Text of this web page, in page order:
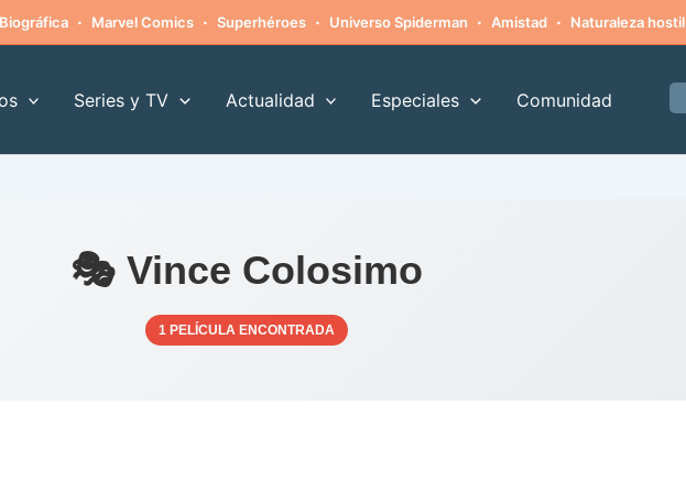
Biográfica · Marvel Comics · Superhéroes · Universo Spiderman · Amistad · Naturaleza hostil
Series y TV Actualidad Especiales Comunidad
🎭 Vince Colosimo
1 PELÍCULA ENCONTRADA